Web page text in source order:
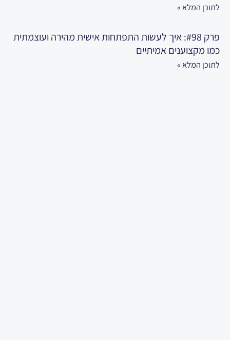
לתוכן המלא »
פרק #98: איך לעשות התפתחות אישית מהירה ועוצמתית
כמו מקצוענים אמיתיים
לתוכן המלא »